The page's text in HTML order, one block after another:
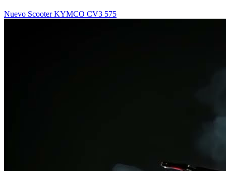
Nuevo Scooter KYMCO CV3 575